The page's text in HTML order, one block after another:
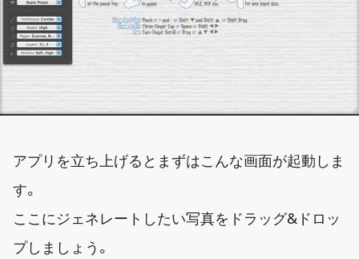
アプリを立ち上げるとまずはこんな画面が起動しま
す。
ここにジェネレートしたい写真をドラッグ&ドロッ
プしましょう。